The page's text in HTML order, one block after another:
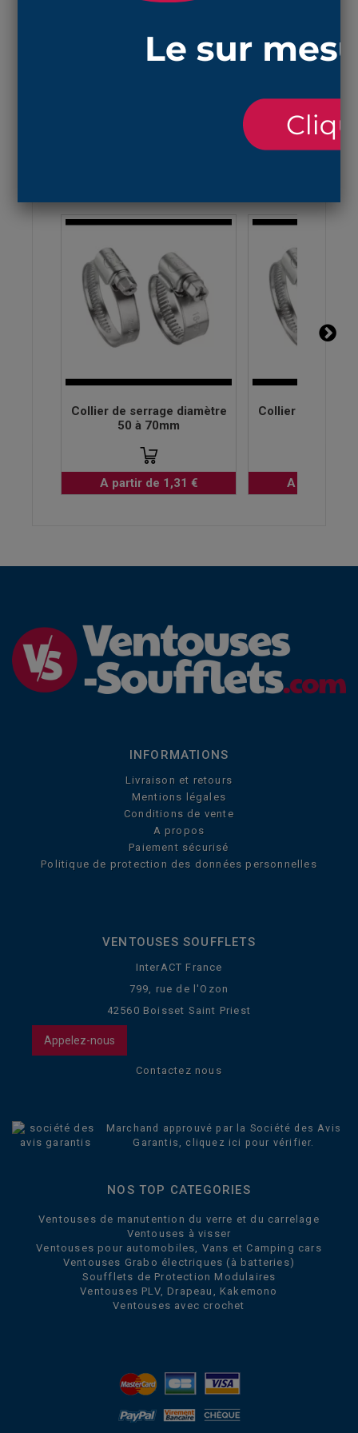
longueur compressée (minimum) 45 mm et
Collier de serrage diamètre
50 à 70mm
A partir de 1,31 €
Collier de
A partir de
INFORMATIONS
Livraison et retours
Mentions légales
Conditions de vente
A propos
Paiement sécurisé
Politique de protection des données personnelles
VENTOUSES SOUFFLETS
InterACT France
799, rue de l'Ozon
42560 Boisset Saint Priest
Appelez-nous
Contactez nous
Marchand approuvé par la Société des Avis
Garantis, cliquez ici pour vérifier
NOS TOP CATEGORIES
Ventouses de manutention du verre et du carrelage
Ventouses à visser
Ventouses pour automobiles, Vans et Camping cars
Ventouses Grabo électriques (à batteries)
Soufflets de Protection Modulaires
Ventouses PLV, Drapeau, Kakemono
Ventouses avec crochet